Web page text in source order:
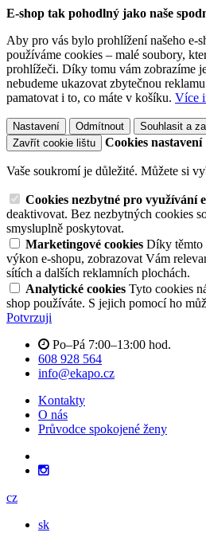
E-shop tak pohodlný jako naše
Aby pro vás bylo prohlížení našeho e-
používáme cookies – malé soubory,
prohlížeči. Díky tomu vám zobrazíme
nebudeme ukazovat zbytečnou
pamatovat i to, co máte v košíku. Více
Nastavení Odmítnout
Souhlasit a
Zavřít cookie lištu
Cookies nastavení
Vaše soukromí je důležité. Můžete si
Cookies nezbytné pro využívání
deaktivovat. Bez nezbytných cookies
smysluplně poskytovat.
Marketingové cookies Díky těmto
výkon e-shopu, zobrazovat Vám
sítích a dalších reklamních plochách.
Analytické cookies Tyto cookies
shop používáte. S jejich pomocí ho
Potvrzuji
Po–Pá 7:00–13:00 hod.
608 928 564
info@ekapo.cz
Kontakty
O nás
Průvodce spokojené ženy
cz
sk